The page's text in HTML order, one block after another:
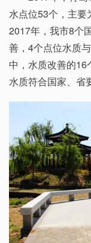
水点位53个，主要
2017年，我市8个
善，4个点位水质
中，水质改善的
水质符合国家、省